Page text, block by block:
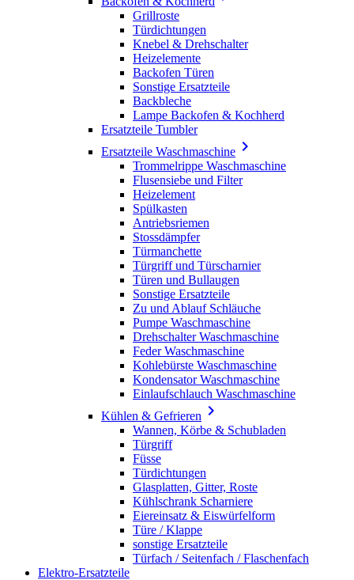
Grillroste
Türdichtungen
Knebel & Drehschalter
Heizelemente
Backofen Türen
Sonstige Ersatzteile
Backbleche
Lampe Backofen & Kochherd
Ersatzteile Tumbler
Ersatzteile Waschmaschine 
Trommelrippe Waschmaschine
Flusensiebe und Filter
Heizelement
Spülkasten
Antriebsriemen
Stossdämpfer
Türmanchette
Türgriff und Türscharnier
Türen und Bullaugen
Sonstige Ersatzteile
Zu und Ablauf Schläuche
Pumpe Waschmaschine
Drehschalter Waschmaschine
Feder Waschmaschine
Kohlebürste Waschmaschine
Kondensator Waschmaschine
Einlaufschlauch Waschmaschine
Kühlen & Gefrieren 
Wannen, Körbe & Schubladen
Türgriff
Füsse
Türdichtungen
Glasplatten, Gitter, Roste
Kühlschrank Scharniere
Eiereinsatz & Eiswürfelform
Türe / Klappe
sonstige Ersatzteile
Türfach / Seitenfach / Flaschenfach
Elektro-Ersatzteile